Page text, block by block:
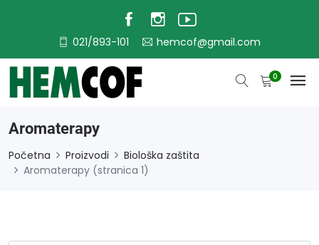
021/893-101 hemcof@gmail.com
0
Aromaterapy
Početna Proizvodi
Biološka zaštita
Aromaterapy (stranica 1)